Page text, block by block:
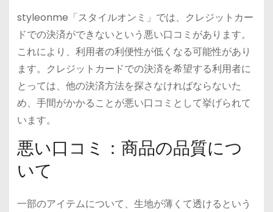
styleonme「スタイルオンミ」では、クレジットカー
ドでの決済ができないという悪い口コミがあります。
これにより、利用者の利便性が低くなる可能性があり
ます。クレジットカードでの決済を希望する利用者に
とっては、他の決済方法を探さなければならないた
め、手間がかかることが悪い口コミとして挙げられて
います。
悪い口コミ：商品の品質につ
いて
一部のアイテムについて、生地が薄くて透けるという